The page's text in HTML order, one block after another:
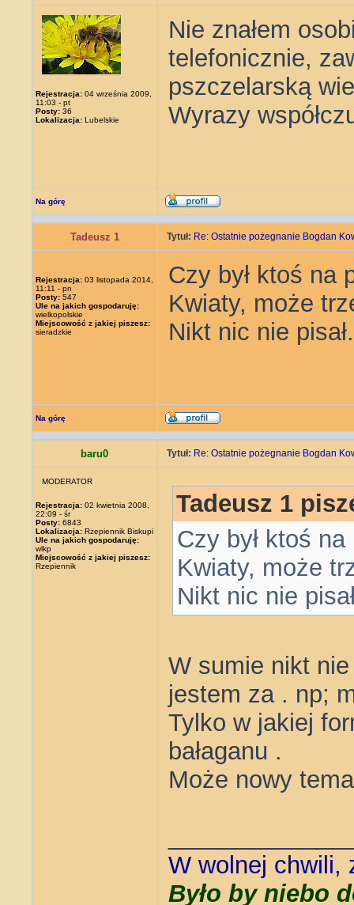
Rejestracja: 04 września 2009,
11:03 - pt
Posty: 36
Lokalizacja: Lubelskie
Nie znałem
telefonicznie,
pszczelarską
Wyrazy
Na górę
Tadeusz 1 Tytuł: Re: Ostatnie pożegnanie Bogdan
Rejestracja: 03 listopada 2014,
11:11 - pn
Posty: 547
Ule na jakich gospodaruję:
wielkopolskie
Miejscowość z jakiej piszesz:
sieradzkie
Czy był ktoś na
Kwiaty, może
Nikt nic nie pisał.
Na górę
baru0 Tytuł: Re: Ostatnie pożegnanie Bogdan
MODERATOR
Rejestracja: 02 kwietnia 2008,
22:09 - śr
Posty: 6843
Lokalizacja: Rzepiennik Biskupi
Ule na jakich gospodaruję:
wlkp
Miejscowość z jakiej piszesz:
Rzepiennik
Tadeusz 1
Czy był ktoś
Kwiaty, może
Nikt nic nie
W sumie nikt nie
jestem za . np;
Tylko w jakiej
bałaganu .
Może nowy
W wolnej chwili,
Było by niebo